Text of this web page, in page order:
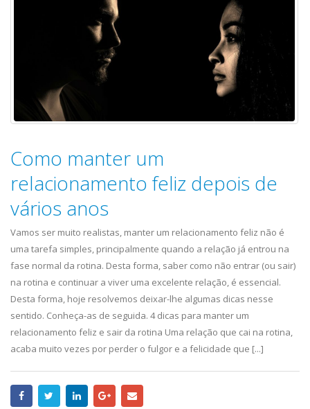
Como manter um
relacionamento feliz depois de
vários anos
Vamos ser muito realistas, manter um relacionamento feliz não é
uma tarefa simples, principalmente quando a relação já entrou na
fase normal da rotina. Desta forma, saber como não entrar (ou sair)
na rotina e continuar a viver uma excelente relação, é essencial.
Desta forma, hoje resolvemos deixar-lhe algumas dicas nesse
sentido. Conheça-as de seguida. 4 dicas para manter um
relacionamento feliz e sair da rotina Uma relação que cai na rotina,
acaba muito vezes por perder o fulgor e a felicidade que [...]